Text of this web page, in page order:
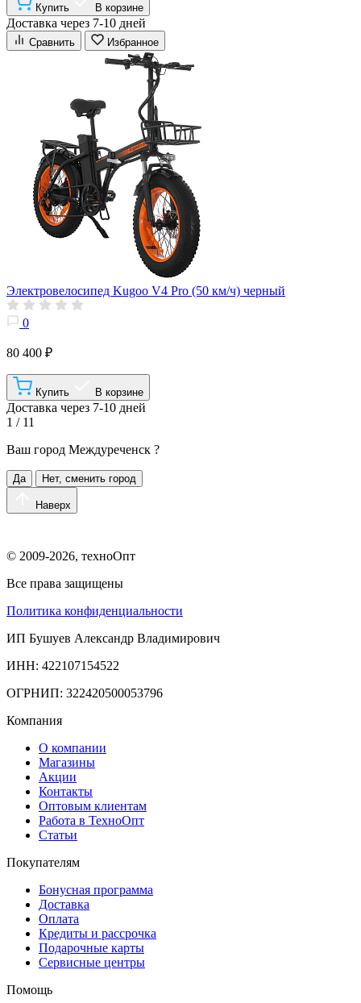
Купить В корзине
Доставка через 7-10 дней
Сравнить Избранное
Электровелосипед Kugoo V4 Pro (50 км/ч) черный
0
80 400 ₽
Купить В корзине
Доставка через 7-10 дней
1 / 11
Ваш город Междуреченск ?
Да Нет, сменить город
Наверх
© 2009-2026, техноОпт
Все права защищены
Политика конфиденциальности
ИП Бушуев Александр Владимирович
ИНН: 422107154522
ОГРНИП: 322420500053796
Компания
О компании
Магазины
Акции
Контакты
Оптовым клиентам
Работа в ТехноОпт
Статьи
Покупателям
Бонусная программа
Доставка
Оплата
Кредиты и рассрочка
Подарочные карты
Сервисные центры
Помощь